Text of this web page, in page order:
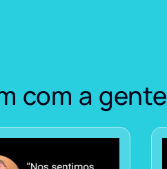
com a gente